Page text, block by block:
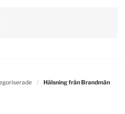
Hälsning från Brandmän